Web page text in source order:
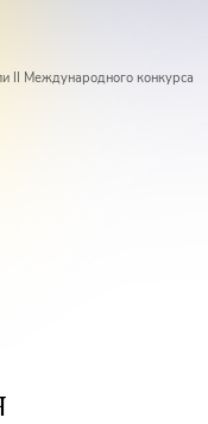
II Международного конкурса